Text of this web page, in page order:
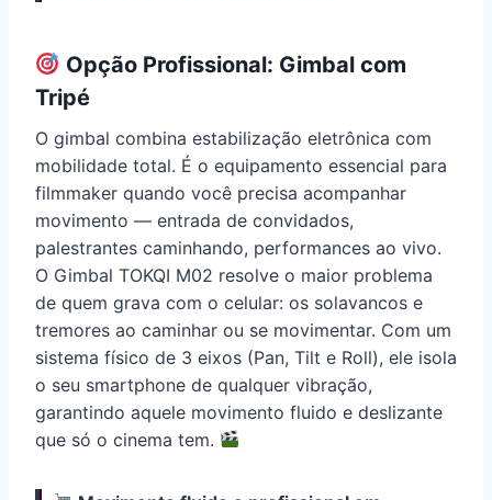
Opção Profissional: Gimbal com
Tripé
O gimbal combina estabilização eletrônica com
mobilidade total. É o equipamento essencial para
filmmaker quando você precisa acompanhar
movimento — entrada de convidados,
palestrantes caminhando, performances ao vivo.
O Gimbal TOKQI M02 resolve o maior problema
de quem grava com o celular: os solavancos e
tremores ao caminhar ou se movimentar. Com um
sistema físico de 3 eixos (Pan, Tilt e Roll), ele isola
o seu smartphone de qualquer vibração,
garantindo aquele movimento fluido e deslizante
que só o cinema tem.